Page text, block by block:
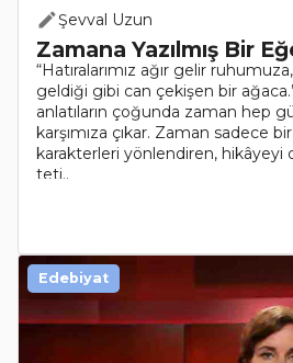
Şevval Uzun
Zamana Yazılmış Bir
“Hatıralarımız ağır gelir
geldiği gibi can çekişen bir
anlatıların çoğunda zaman hep
karşımıza çıkar. Zaman sadece
karakterleri yönlendiren, hikâyeyi
teti..
Edebiyat